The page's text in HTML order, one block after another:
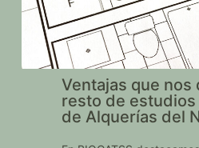
Ventajas que
resto de
de Alquerías del